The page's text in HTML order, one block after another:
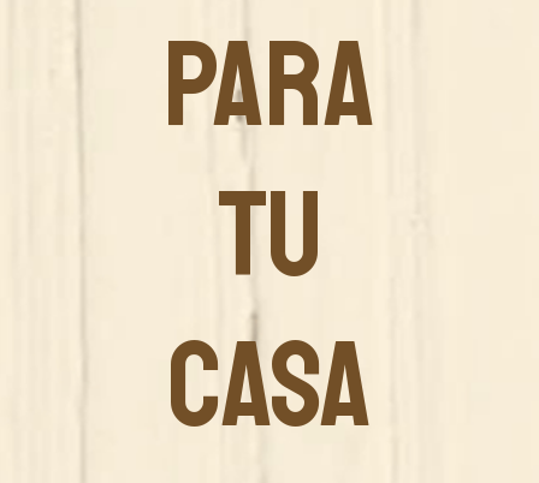
PARA
TU
CASA